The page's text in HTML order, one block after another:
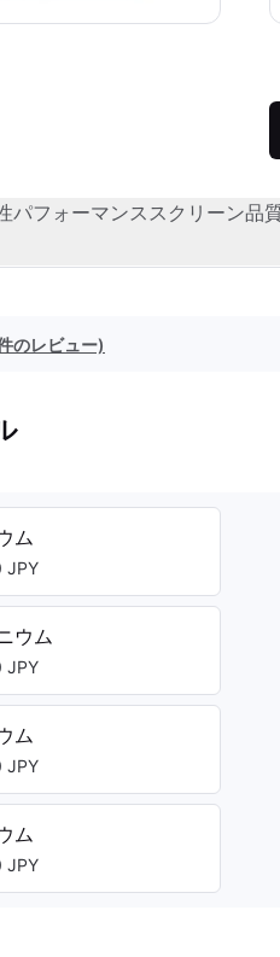
パフォーマンススクリーン品
のレビュー)
ム
JPY
ウム
JPY
ム
JPY
ム
JPY